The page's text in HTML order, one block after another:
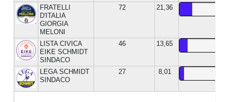
FRATELLI
D'ITALIA
GIORGIA
MELONI
72 21,36
LISTA CIVICA
EIKE SCHMIDT
SINDACO
46 13,65
LEGA SCHMIDT
SINDACO
27 8,01